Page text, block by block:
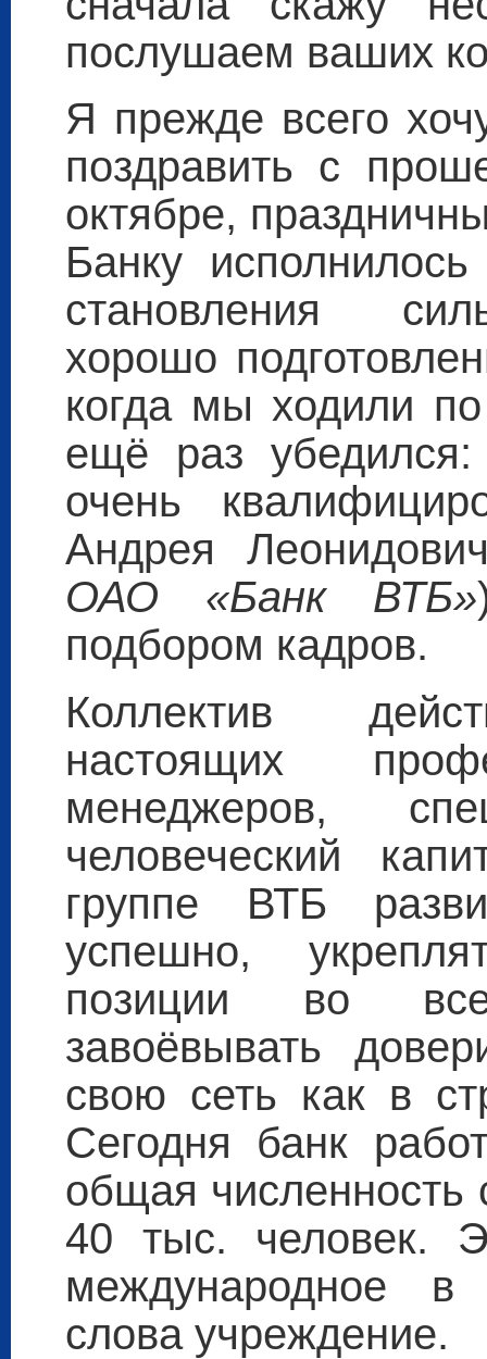
послушаем ваших
Я прежде всего
поздравить с
октябре,
Банку
становления
хорошо
когда мы ходили
ещё раз
очень
Андрея
ОАО «Банк ВТБ»
подбором кадров.
Коллектив
настоящих
менеджеров,
человеческий
группе ВТБ
успешно,
позиции во
завоёвывать
свою сеть как в
Сегодня банк
общая численность
40 тыс. человек.
международное
слова учреждение.